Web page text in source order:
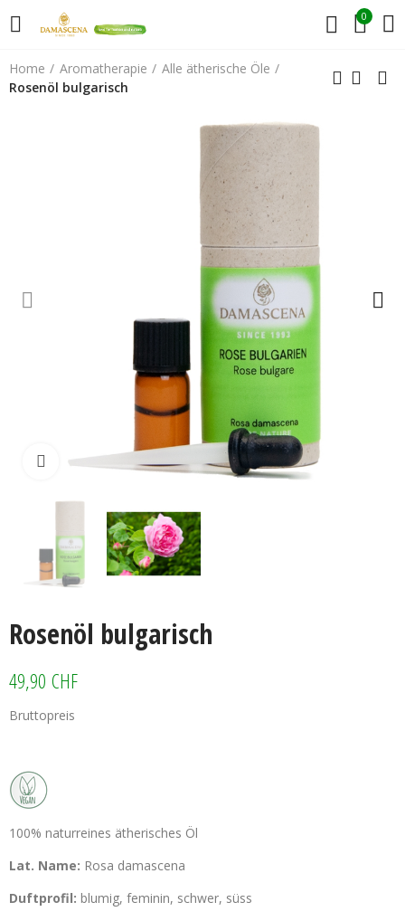
0
Home Aromatherapie
Alle ätherische Öle
Rosenöl bulgarisch
Klicken zum vergrössern
Rosenöl bulgarisch
49,90 CHF
Bruttopreis
100% naturreines ätherisches Öl
Lat. Name: Rosa damascena
Duftprofil: blumig, feminin, schwer, süss